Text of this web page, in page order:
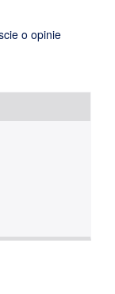
o opinie